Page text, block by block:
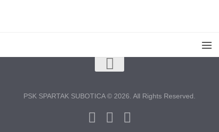
PSK SPARTAK SUBOTICA © 2026. All Rights Reserved.